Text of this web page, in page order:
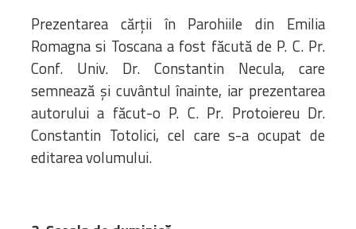
Prezentarea cărții în Parohiile din Emilia
Romagna si Toscana a fost făcută de P. C. Pr.
Conf. Univ. Dr. Constantin Necula, care
semnează și cuvântul înainte, iar prezentarea
autorului a făcut-o P. C. Pr. Protoiereu Dr.
Constantin Totolici, cel care s-a ocupat de
editarea volumului.